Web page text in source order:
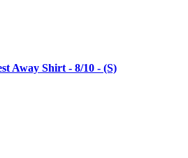
Away Shirt - 8/10 - (S)